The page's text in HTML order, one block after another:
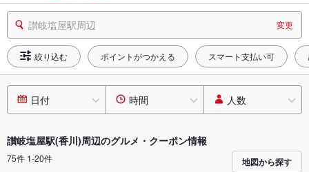
讃岐塩屋駅周辺 変更
絞り込む ポイントがつかえる スマート支払い可
日付 時間 人数
讃岐塩屋駅(香川)周辺のグルメ・クーポン情報
75件 1-20件 地図から探す